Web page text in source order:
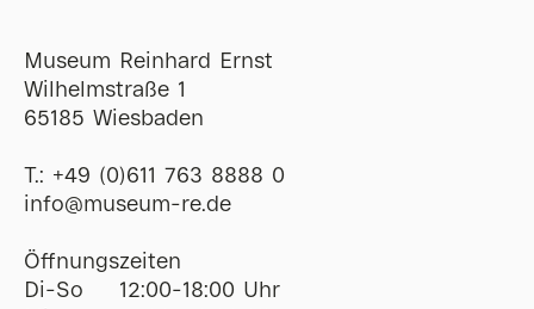
Museum Reinhard Ernst
Wilhelmstraße 1
65185 Wiesbaden
T.: +49 (0)611 763 8888 0
ofni@museum-re de
Öffnungszeiten
Di-So
12:00-18:00 Uhr